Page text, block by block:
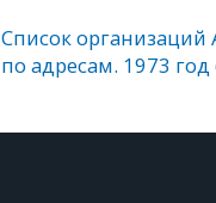
Список организаций
по адресам. 1973 год